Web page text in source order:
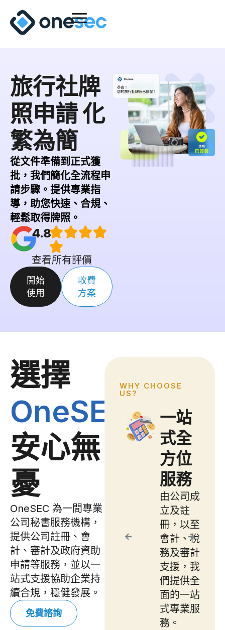
旅行社牌
照申請 化
繁為簡
從文件準備到正式獲
批，我們簡化全流程申
請步驟。提供專業指
導，助您快速、合規、
輕鬆取得牌照。
4.8
查看所有評價
開始
使用
收費
方案
選擇
OneSEC，
安心無
憂
OneSEC 為一間專業
公司秘書服務機構，
提供公司註冊、會
計、審計及政府資助
申請等服務，並以一
站式支援協助企業持
續合規，穩健發展。
免費諮詢
WHY CHOOSE
US?
富
戰
驗
已成
助超
500
業於
成立
、申
府資
開立
戶口
理稅
宜。
高批
核成
功率
資助計
劃，包括
BUD 專
項基金、
NITTP
及
CEF，協
助企業加
快審批流
一站
式全
方位
服務
由公司成
立及註
冊，以至
會計、稅
務及審計
支援，我
們提供全
面的一站
式專業服
務。